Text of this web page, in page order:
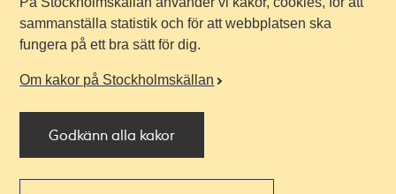
sammanställa statistik och för att webbplatsen ska
fungera på ett bra sätt för dig.
Om kakor på Stockholmskällan
Godkänn alla kakor